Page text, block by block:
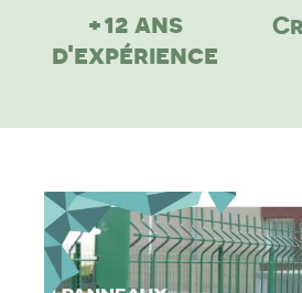
+12 ans
d'expérience